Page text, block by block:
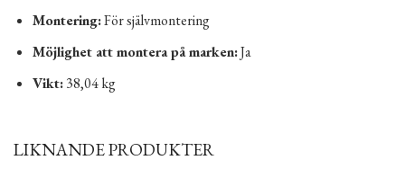
Montering:För självmontering
Möjlighet att montera på marken:Ja
Vikt:38,04 kg
LIKNANDE PRODUKTER